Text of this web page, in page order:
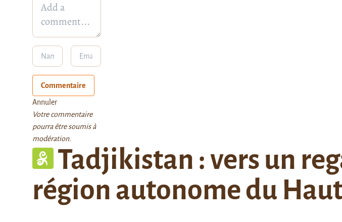
Tadjikistan : vers un
région autonome du
Commentaire
Annuler
Votre commentaire
pourra être soumis à
modération.